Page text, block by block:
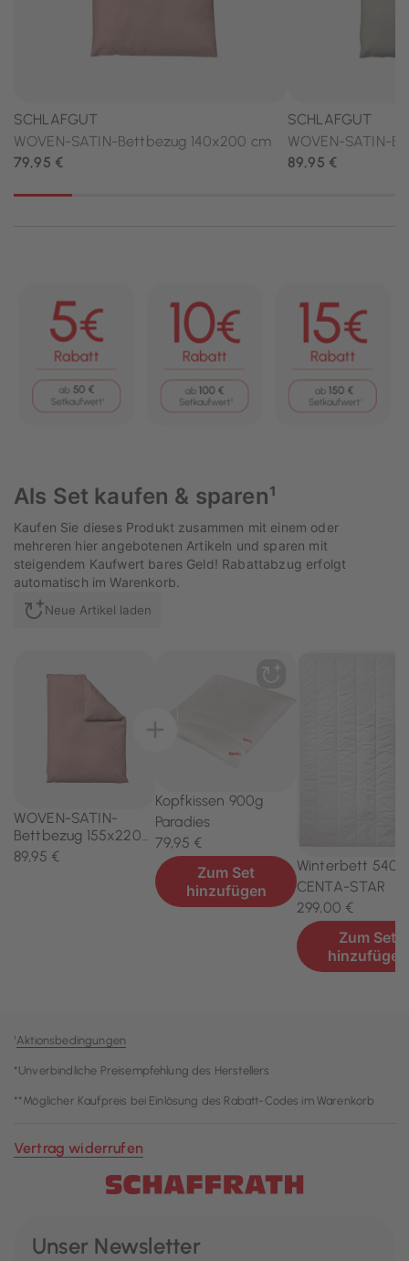
¹Aktionsbedingungen
*Unverbindliche Preisempfehlung des Herstellers
**Möglicher Kaufpreis bei Einlösung des Rabatt-Codes im Warenkorb
Vertrag widerrufen
Unser Newsletter